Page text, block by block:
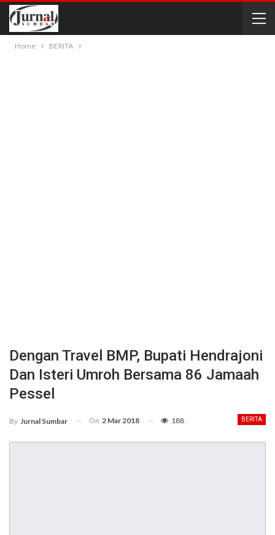
Home BERITA
Dengan Travel BMP, Bupati Hendrajoni
Dan Isteri Umroh Bersama 86 Jamaah
Pessel
BERITA
By Jurnal Sumbar On 2 Mar 2018 188